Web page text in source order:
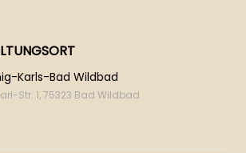
Karls-Bad Wildbad
Str. 1, 75323 Bad Wildbad